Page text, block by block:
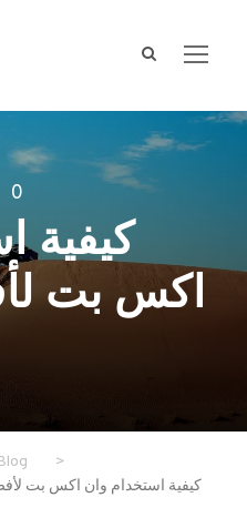
0
كيفية
اكس بت
>
كيفية استخدام وان اكس بت